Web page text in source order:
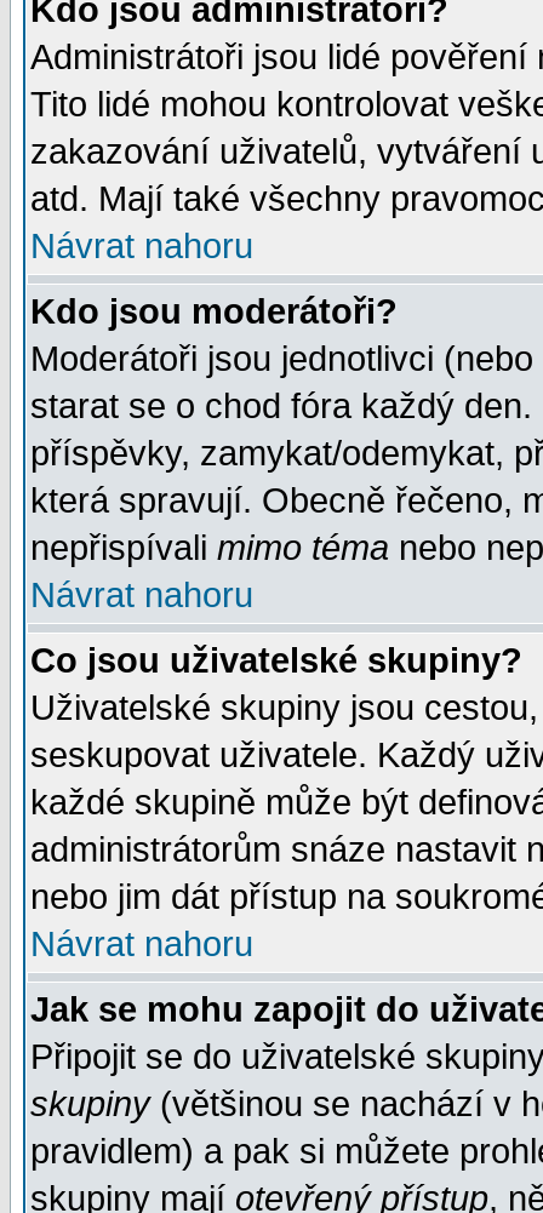
Kdo jsou administrátoři?
Administrátoři jsou lidé
Tito lidé mohou kontrolovat
zakazování uživatelů, vytváření
atd. Mají také všechny
Návrat nahoru
Kdo jsou moderátoři?
Moderátoři jsou jednotlivci
starat se o chod fóra každý
příspěvky, zamykat/odemykat,
která spravují. Obecně řečeno,
nepřispívali mimo téma nebo
Návrat nahoru
Co jsou uživatelské skupiny?
Uživatelské skupiny jsou
seskupovat uživatele. Každý
každé skupině může být
administrátorům snáze nastavit
nebo jim dát přístup na
Návrat nahoru
Jak se mohu zapojit do
Připojit se do uživatelské
skupiny(většinou se nachází v
pravidlem) a pak si můžete
skupiny mají otevřený přístup,